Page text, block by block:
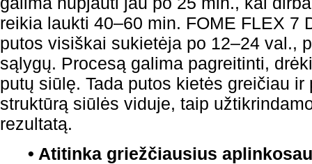
reikia laukti 40–60 min. FOME FLEX 7
putos visiškai sukietėja po 12–24 val.,
sąlygų. Procesą galima pagreitinti,
putų siūlę. Tada putos kietės greičiau
struktūrą siūlės viduje, taip
rezultatą.
• Atitinka griežčiausius